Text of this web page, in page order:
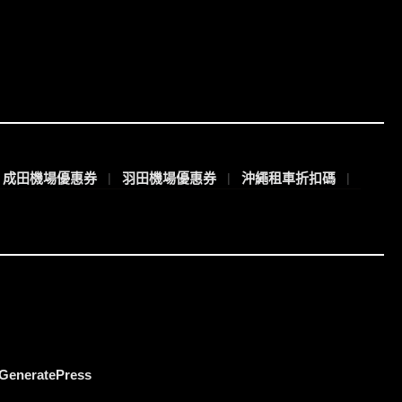
成田機場優惠券 羽田機場優惠券
沖繩租車折扣碼